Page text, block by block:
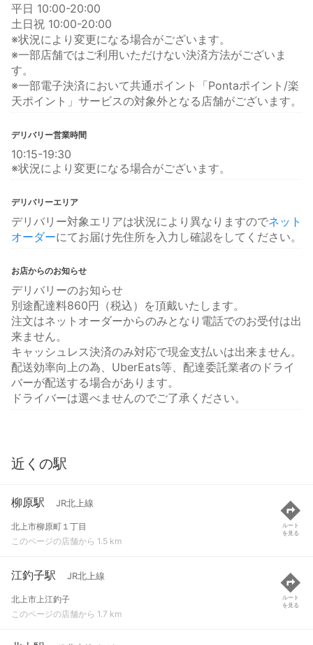
平日 10:00-20:00
土日祝 10:00-20:00
※状況により変更になる場合がございます。
※一部店舗ではご利用いただけない決済方法がございま
す。
※一部電子決済において共通ポイント「Pontaポイント/楽
天ポイント」サービスの対象外となる店舗がございます。
デリバリー営業時間
10:15-19:30
※状況により変更になる場合がございます。
デリバリーエリア
デリバリー対象エリアは状況により異なりますのでネット
オーダーにてお届け先住所を入力し確認をしてください。
お店からのお知らせ
デリバリーのお知らせ
別途配達料860円（税込）を頂戴いたします。
注文はネットオーダーからのみとなり電話でのお受付は出
来ません。
キャッシュレス決済のみ対応で現金支払いは出来ません。
配送効率向上の為、UberEats等、配達委託業者のドライ
バーが配送する場合があります。
ドライバーは選べませんのでご了承ください。
近くの駅
柳原駅 JR北上線
北上市柳原町１丁目
このページの店舗から 1.5 km
ルート
を見る
江釣子駅 JR北上線
北上市上江釣子
このページの店舗から 1.7 km
ルート
を見る